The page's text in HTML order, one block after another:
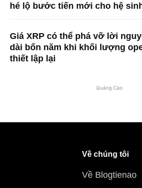
hé lộ bước tiến mới cho hệ
Giá XRP có thể phá vỡ lời
dài bốn năm khi khối lượng
thiết lập lại
Quảng Cáo
Về chúng tôi
Về Blogtienao